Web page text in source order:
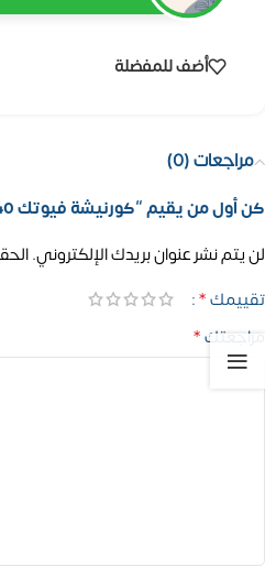
أضف للمفضلة
مراجعات (0)
كن أول من يقيم “كورنيشة فيوتك 240 سم كود K41”
لن يتم نشر عنوان بريدك الإلكتروني.
تقييمك*
مراجعتك*